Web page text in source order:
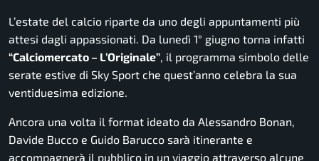
L’estate del calcio riparte da uno degli appuntamenti più
attesi dagli appassionati. Da lunedì 1° giugno torna infatti
“Calciomercato – L’Originale” , il programma simbolo delle
serate estive di Sky Sport che quest’anno celebra la sua
ventiduesima edizione.
Ancora una volta il format ideato da Alessandro Bonan,
Davide Bucco e Guido Barucco sarà itinerante e
accompagnerà il pubblico in un viaggio attraverso alcune